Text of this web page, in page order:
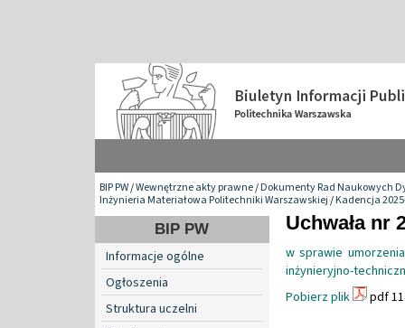
BIP PW/Wewnętrzne akty prawne/Dokumenty Rad Naukowych
Inżynieria Materiałowa Politechniki Warszawskiej/Kadencja
BIP PW
Informacje ogólne
Ogłoszenia
Struktura uczelni
Uchwała nr
w sprawie
inżynieryjno-
Pobierz plik
pdf